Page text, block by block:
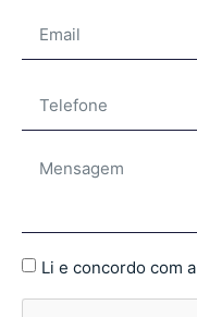
Li e concordo com a